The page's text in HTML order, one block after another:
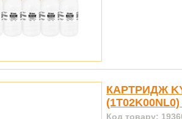
КАРТРИДЖ
(1T02K00NL0)
Код товару: